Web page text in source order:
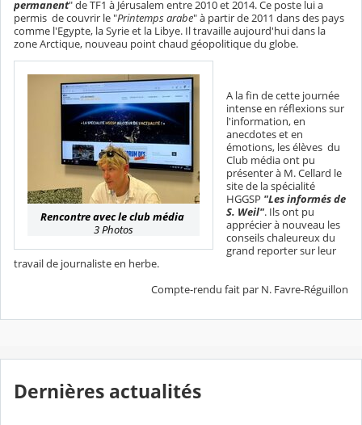
permanent" de TF1 à Jérusalem entre 2010 et 2014. Ce poste lui a
permis de couvrir le "Printemps arabe" à partir de 2011 dans des pays
comme l'Egypte, la Syrie et la Libye. Il travaille aujourd'hui dans la
zone Arctique, nouveau point chaud géopolitique du globe.
Rencontre avec le club média
3 Photos
A la fin de cette journée
intense en réflexions sur
l'information, en
anecdotes et en
émotions, les élèves du
Club média ont pu
présenter à M. Cellard le
site de la spécialité
HGGSP "Les informés de
S. Weil". Ils ont pu
apprécier à nouveau les
conseils chaleureux du
grand reporter sur leur
travail de journaliste en herbe.
Compte-rendu fait par N. Favre-Réguillon
Dernières actualités